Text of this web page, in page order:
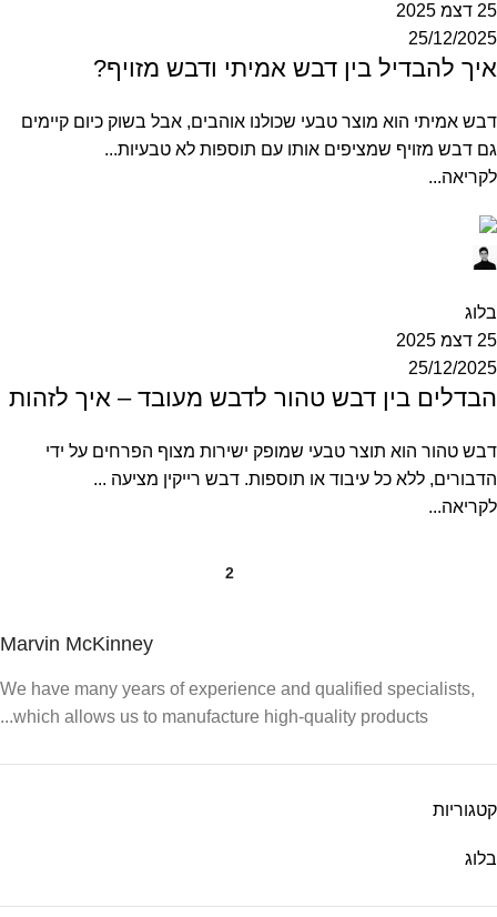
25 דצמ 2025
25/12/2025
איך להבדיל בין דבש אמיתי ודבש מזויף?
דבש אמיתי הוא מוצר טבעי שכולנו אוהבים, אבל בשוק כיום קיימים
גם דבש מזויף שמציפים אותו עם תוספות לא טבעיות...
לקריאה...
בלוג
25 דצמ 2025
25/12/2025
הבדלים בין דבש טהור לדבש מעובד – איך לזהות
דבש טהור הוא תוצר טבעי שמופק ישירות מצוף הפרחים על ידי
הדבורים, ללא כל עיבוד או תוספות. דבש רייקין מציעה ...
לקריאה...
2
Marvin McKinney
We have many years of experience and qualified specialists,
which allows us to manufacture high-quality products...
קטגוריות
בלוג